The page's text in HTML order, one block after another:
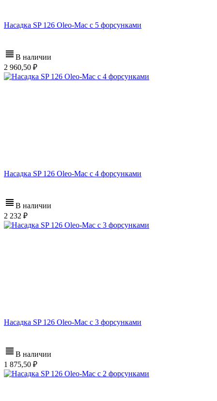
Насадка SP 126 Oleo-Mac с 5 форсунками
В наличии
2 960,50
Насадка SP 126 Oleo-Mac с 4 форсунками
В наличии
2 232
Насадка SP 126 Oleo-Mac с 3 форсунками
В наличии
1 875,50